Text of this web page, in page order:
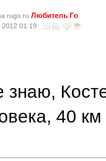
rugo.ru Любитель Го
2012 01:19
знаю,
40